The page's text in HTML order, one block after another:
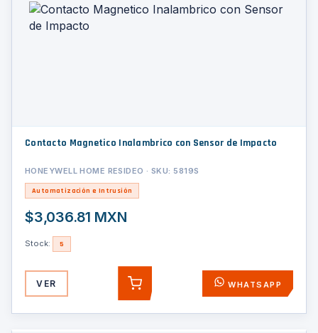
Contacto Magnetico Inalambrico con Sensor de Impacto
HONEYWELL HOME RESIDEO · SKU: 5819S
Automatización e Intrusión
$3,036.81 MXN
Stock: 5
VER AGREGAR WHATSAPP